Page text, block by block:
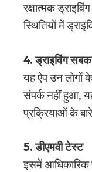
रक्षात्मक
स्थितियों में
4. ड्राइविंग सबक
यह ऐप उन लोगों
संपर्क नहीं हुआ,
प्रक्रियाओं के बारे
5. डीएमवी टेस्ट
इसमें आधिकारिक